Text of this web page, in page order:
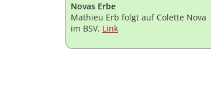
Novas Erbe
Mathieu Erb folgt auf Colette Nova
im BSV. Link